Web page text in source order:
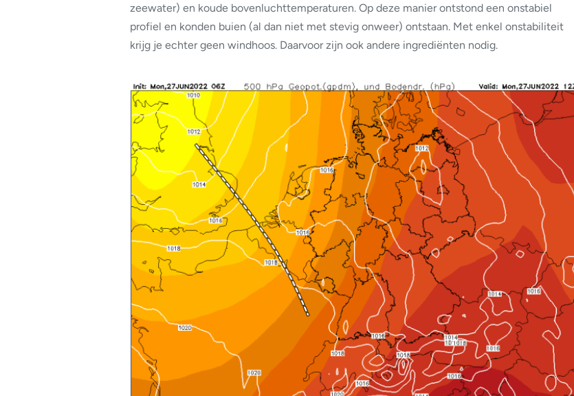
zeewater) en koude bovenluchttemperaturen. Op deze manier ontstond een onstabiel
profiel en konden buien (al dan niet met stevig onweer) ontstaan. Met enkel onstabiliteit
krijg je echter geen windhoos. Daarvoor zijn ook andere ingrediënten nodig.